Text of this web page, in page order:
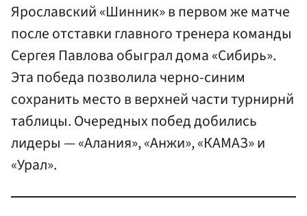
Ярославский «Шинник» в первом же матче
после отставки главного тренера команды
Сергея Павлова обыграл дома «Сибирь».
Эта победа позволила черно-синим
сохранить место в верхней части турнирнй
таблицы. Очередных побед добились
лидеры — «Алания», «Анжи», «КАМАЗ» и
«Урал».